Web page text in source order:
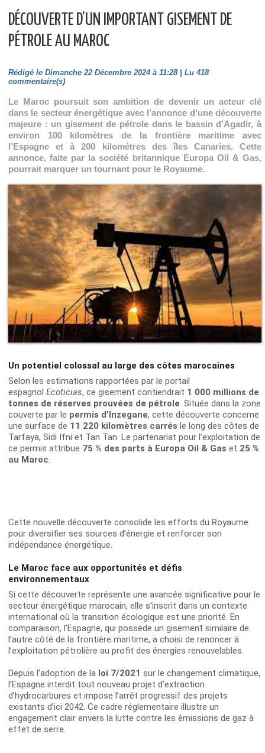
DÉCOUVERTE D’UN IMPORTANT GISEMENT DE
PÉTROLE AU MAROC
Rédigé le Dimanche 22 Décembre 2024 à 11:28 | Lu 418
commentaire(s)
Le Maroc poursuit son ambition de devenir un acteur clé
dans le secteur énergétique avec l’annonce d’une découverte
majeure : un gisement de pétrole dans le bassin d’Agadir, à
environ 100 kilomètres de la frontière maritime avec
l’Espagne et à 200 kilomètres des îles Canaries. Cette
annonce, faite par la société britannique Europa Oil & Gas,
pourrait marquer un tournant pour le Royaume.
Un potentiel colossal au large des côtes marocaines
Selon les estimations rapportées par le portail
espagnol Ecoticias, ce gisement contiendrait 1 000 millions de
tonnes de réserves prouvées de pétrole. Située dans la zone
couverte par le permis d’Inzegane, cette découverte concerne
une surface de 11 220 kilomètres carrés le long des côtes de
Tarfaya, Sidi Ifni et Tan Tan. Le partenariat pour l’exploitation de
ce permis attribue 75 % des parts à Europa Oil & Gas et 25 %
au Maroc.
Cette nouvelle découverte consolide les efforts du Royaume
pour diversifier ses sources d’énergie et renforcer son
indépendance énergétique.
Le Maroc face aux opportunités et défis
environnementaux
Si cette découverte représente une avancée significative pour le
secteur énergétique marocain, elle s’inscrit dans un contexte
international où la transition écologique est une priorité. En
comparaison, l’Espagne, qui possède un gisement similaire de
l’autre côté de la frontière maritime, a choisi de renoncer à
l’exploitation pétrolière au profit des énergies renouvelables.
Depuis l’adoption de la loi 7/2021 sur le changement climatique,
l’Espagne interdit tout nouveau projet d’extraction
d’hydrocarbures et impose l’arrêt progressif des projets
existants d’ici 2042. Ce cadre réglementaire illustre un
engagement clair envers la lutte contre les émissions de gaz à
effet de serre.